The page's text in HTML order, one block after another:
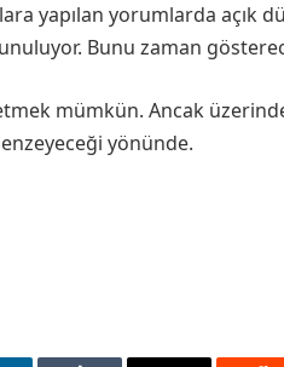
yapılan yorumlarda açık
Bunu zaman
mümkün. Ancak
yönünde.